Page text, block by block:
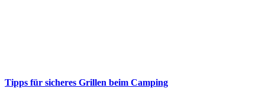
Tipps für sicheres Grillen beim Camping